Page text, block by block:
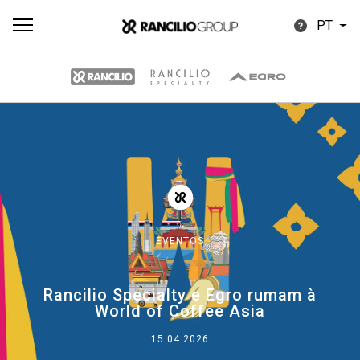
PT
EVENTOS
Rancilio Specialty e Egro rumam à
World of Coffee Asia
15.04.2026
Group